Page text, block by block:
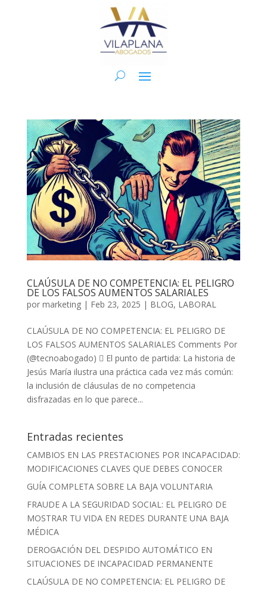
CLAÚSULA DE NO COMPETENCIA: EL PELIGRO
DE LOS FALSOS AUMENTOS SALARIALES
por marketing| Feb 23, 2025 | BLOG, LABORAL
CLAÚSULA DE NO COMPETENCIA: EL PELIGRO DE
LOS FALSOS AUMENTOS SALARIALES Comments Por
(@tecnoabogado)  El punto de partida: La historia de
Jesús María ilustra una práctica cada vez más común:
la inclusión de cláusulas de no competencia
disfrazadas en lo que parece...
Entradas recientes
CAMBIOS EN LAS PRESTACIONES POR INCAPACIDAD:
MODIFICACIONES CLAVES QUE DEBES CONOCER
GUÍA COMPLETA SOBRE LA BAJA VOLUNTARIA
FRAUDE A LA SEGURIDAD SOCIAL: EL PELIGRO DE
MOSTRAR TU VIDA EN REDES DURANTE UNA BAJA
MÉDICA
DEROGACIÓN DEL DESPIDO AUTOMÁTICO EN
SITUACIONES DE INCAPACIDAD PERMANENTE
CLAÚSULA DE NO COMPETENCIA: EL PELIGRO DE